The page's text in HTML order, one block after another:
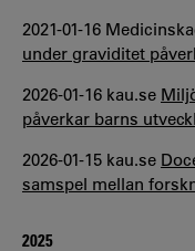
2021-01-16
under graviditet
2026-01-16 kau.se
påverkar barns
2026-01-15 kau.se
samspel mellan
2025